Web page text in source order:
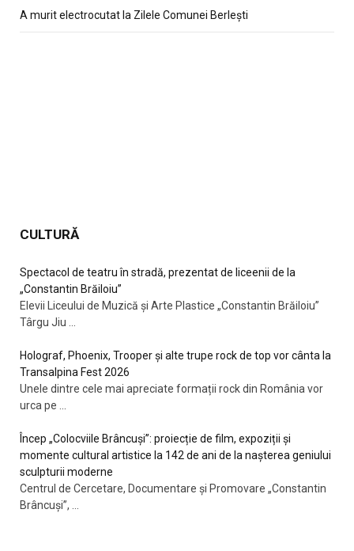
A murit electrocutat la Zilele Comunei Berlești
CULTURĂ
Spectacol de teatru în stradă, prezentat de liceenii de la
„Constantin Brăiloiu”
Elevii Liceului de Muzică și Arte Plastice „Constantin Brăiloiu”
Târgu Jiu
Holograf, Phoenix, Trooper și alte trupe rock de top vor cânta la
Transalpina Fest 2026
Unele dintre cele mai apreciate formații rock din România vor
urca pe
Încep „Colocviile Brâncuși”: proiecție de film, expoziții și
momente cultural artistice la 142 de ani de la nașterea geniului
sculpturii moderne
Centrul de Cercetare, Documentare şi Promovare „Constantin
Brâncuşi”,